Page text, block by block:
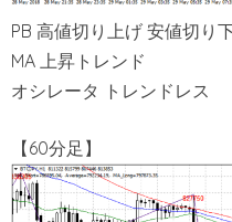
PB 高値切り上げ 安値切り
MA 上昇トレンド
オシレータ トレンドレス
【60分足】